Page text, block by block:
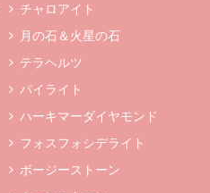
チャロアイト
月の石＆火星の石
テラヘルツ
パイライト
ハーキマーダイヤモンド
フォスフォシデライト
ボージーストーン